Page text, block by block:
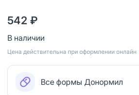
542 ₽
В наличии
Цена действительна при оформлении онлайн
Все формы Донормил